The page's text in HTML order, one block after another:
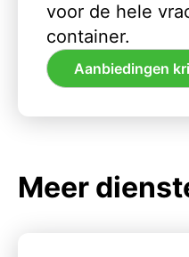
voor de hele
container.
Aanbiedingen
Meer